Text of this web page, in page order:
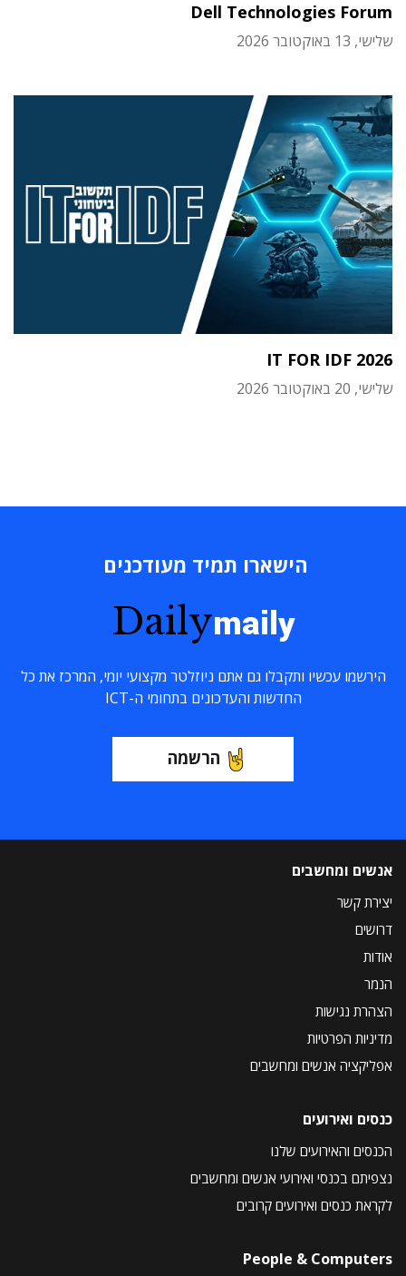
Dell Technologies Forum
שלישי, 13 באוקטובר 2026
IT FOR IDF 2026
שלישי, 20 באוקטובר 2026
הישארו תמיד מעודכנים
Dailymaily
הירשמו עכשיו ותקבלו גם אתם ניוזלטר מקצועי יומי, המרכז את כל
החדשות והעדכונים בתחומי ה-ICT
הרשמה
אנשים ומחשבים
יצירת קשר
דרושים
אודות
הנמר
הצהרת נגישות
מדיניות הפרטיות
אפליקציה אנשים ומחשבים
כנסים ואירועים
הכנסים והאירועים שלנו
נצפיתם בכנסי ואירועי אנשים ומחשבים
לקראת כנסים ואירועים קרובים
People & Computers